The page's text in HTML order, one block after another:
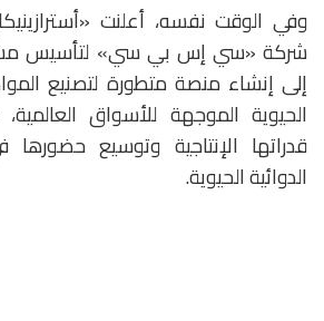
وفي الوقت نفسه، أعلنت
شركة «سي إس بي سي» لتأسيس
إلى إنشاء منصة متطورة لتصنيع
الحيوية الموجهة للأسواق
قدراتها الإنتاجية وتوسيع
الدوائية الحيوية.